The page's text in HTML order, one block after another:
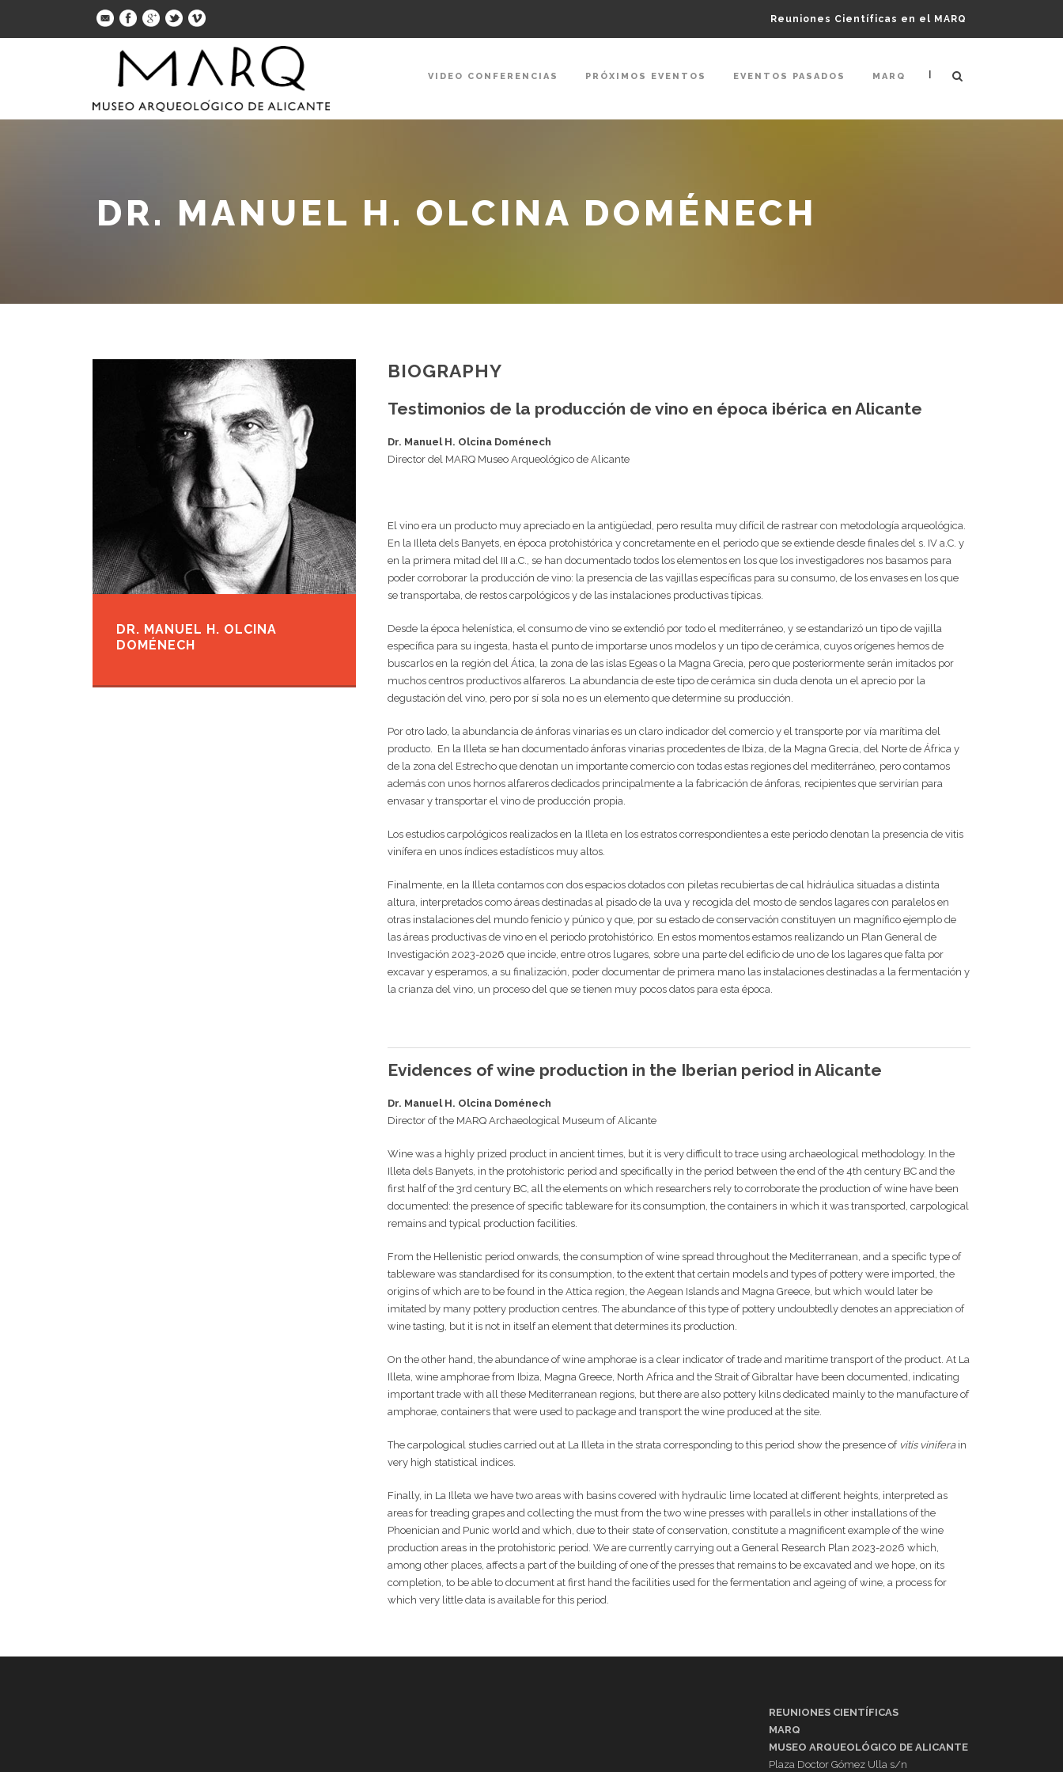
Reuniones Científicas en el MARQ
VIDEO CONFERENCIAS PRÓXIMOS EVENTOS EVENTOS PASADOS MARQ
DR. MANUEL H. OLCINA DOMÉNECH
DR. MANUEL H. OLCINA
DOMÉNECH
BIOGRAPHY
Testimonios de la producción de vino en época ibérica en Alicante
Dr. Manuel H. Olcina Doménech
Director del MARQ Museo Arqueológico de Alicante
El vino era un producto muy apreciado en la antigüedad, pero resulta muy difícil de rastrear con metodología arqueológica.
En la Illeta dels Banyets, en época protohistórica y concretamente en el periodo que se extiende desde finales del s. IV a.C. y
en la primera mitad del III a.C., se han documentado todos los elementos en los que los investigadores nos basamos para
poder corroborar la producción de vino: la presencia de las vajillas específicas para su consumo, de los envases en los que
se transportaba, de restos carpológicos y de las instalaciones productivas típicas.
Desde la época helenística, el consumo de vino se extendió por todo el mediterráneo, y se estandarizó un tipo de vajilla
específica para su ingesta, hasta el punto de importarse unos modelos y un tipo de cerámica, cuyos orígenes hemos de
buscarlos en la región del Ática, la zona de las islas Egeas o la Magna Grecia, pero que posteriormente serán imitados por
muchos centros productivos alfareros. La abundancia de este tipo de cerámica sin duda denota un el aprecio por la
degustación del vino, pero por sí sola no es un elemento que determine su producción.
Por otro lado, la abundancia de ánforas vinarias es un claro indicador del comercio y el transporte por vía marítima del
producto. En la Illeta se han documentado ánforas vinarias procedentes de Ibiza, de la Magna Grecia, del Norte de África y
de la zona del Estrecho que denotan un importante comercio con todas estas regiones del mediterráneo, pero contamos
además con unos hornos alfareros dedicados principalmente a la fabricación de ánforas, recipientes que servirían para
envasar y transportar el vino de producción propia.
Los estudios carpológicos realizados en la Illeta en los estratos correspondientes a este periodo denotan la presencia de vitis
vinífera en unos índices estadísticos muy altos.
Finalmente, en la Illeta contamos con dos espacios dotados con piletas recubiertas de cal hidráulica situadas a distinta
altura, interpretados como áreas destinadas al pisado de la uva y recogida del mosto de sendos lagares con paralelos en
otras instalaciones del mundo fenicio y púnico y que, por su estado de conservación constituyen un magnífico ejemplo de
las áreas productivas de vino en el periodo protohistórico. En estos momentos estamos realizando un Plan General de
Investigación 2023-2026 que incide, entre otros lugares, sobre una parte del edificio de uno de los lagares que falta por
excavar y esperamos, a su finalización, poder documentar de primera mano las instalaciones destinadas a la fermentación y
la crianza del vino, un proceso del que se tienen muy pocos datos para esta época.
Evidences of wine production in the Iberian period in Alicante
Dr. Manuel H. Olcina Doménech
Director of the MARQ Archaeological Museum of Alicante
Wine was a highly prized product in ancient times, but it is very difficult to trace using archaeological methodology. In the
Illeta dels Banyets, in the protohistoric period and specifically in the period between the end of the 4th century BC and the
first half of the 3rd century BC, all the elements on which researchers rely to corroborate the production of wine have been
documented: the presence of specific tableware for its consumption, the containers in which it was transported, carpological
remains and typical production facilities.
From the Hellenistic period onwards, the consumption of wine spread throughout the Mediterranean, and a specific type of
tableware was standardised for its consumption, to the extent that certain models and types of pottery were imported, the
origins of which are to be found in the Attica region, the Aegean Islands and Magna Greece, but which would later be
imitated by many pottery production centres. The abundance of this type of pottery undoubtedly denotes an appreciation of
wine tasting, but it is not in itself an element that determines its production.
On the other hand, the abundance of wine amphorae is a clear indicator of trade and maritime transport of the product. At La
Illeta, wine amphorae from Ibiza, Magna Greece, North Africa and the Strait of Gibraltar have been documented, indicating
important trade with all these Mediterranean regions, but there are also pottery kilns dedicated mainly to the manufacture of
amphorae, containers that were used to package and transport the wine produced at the site.
The carpological studies carried out at La Illeta in the strata corresponding to this period show the presence of vitis viniferain
very high statistical indices.
Finally, in La Illeta we have two areas with basins covered with hydraulic lime located at different heights, interpreted as
areas for treading grapes and collecting the must from the two wine presses with parallels in other installations of the
Phoenician and Punic world and which, due to their state of conservation, constitute a magnificent example of the wine
production areas in the protohistoric period. We are currently carrying out a General Research Plan 2023-2026 which,
among other places, affects a part of the building of one of the presses that remains to be excavated and we hope, on its
completion, to be able to document at first hand the facilities used for the fermentation and ageing of wine, a process for
which very little data is available for this period.
REUNIONES CIENTÍFICAS
MARQ
MUSEO ARQUEOLÓGICO DE ALICANTE
Plaza Doctor Gómez Ulla s/n